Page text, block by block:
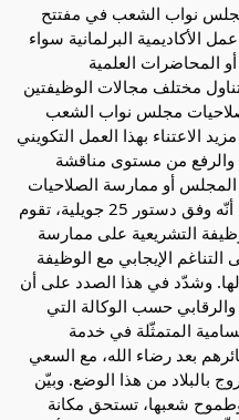
مجلس نواب الشعب في مفتتح
الأكاديمية البرلمانية سواء
المحاضرات العلمية
مختلف مجالات الوظيفتين
صلاحيات مجلس نواب الشعب
الاعتناء بهذا العمل التكويني
والرفع من مستوى مناقشة
أو ممارسة الصلاحيات
الرقابية على عمل الحكومة. وأضاف أنّه وفق دستور 25 جويلية، تقوم
التشريعية على ممارسة
الإيجابي مع الوظيفة
وشدّد في هذا الصدد على أن
حسب الوكالة التي
المتمثّلة في خدمة
بعد رضاء الله، مع السعي
بالبلاد من هذا الوضع. وبيّن
وطموح شعبها، تستحق مكانة